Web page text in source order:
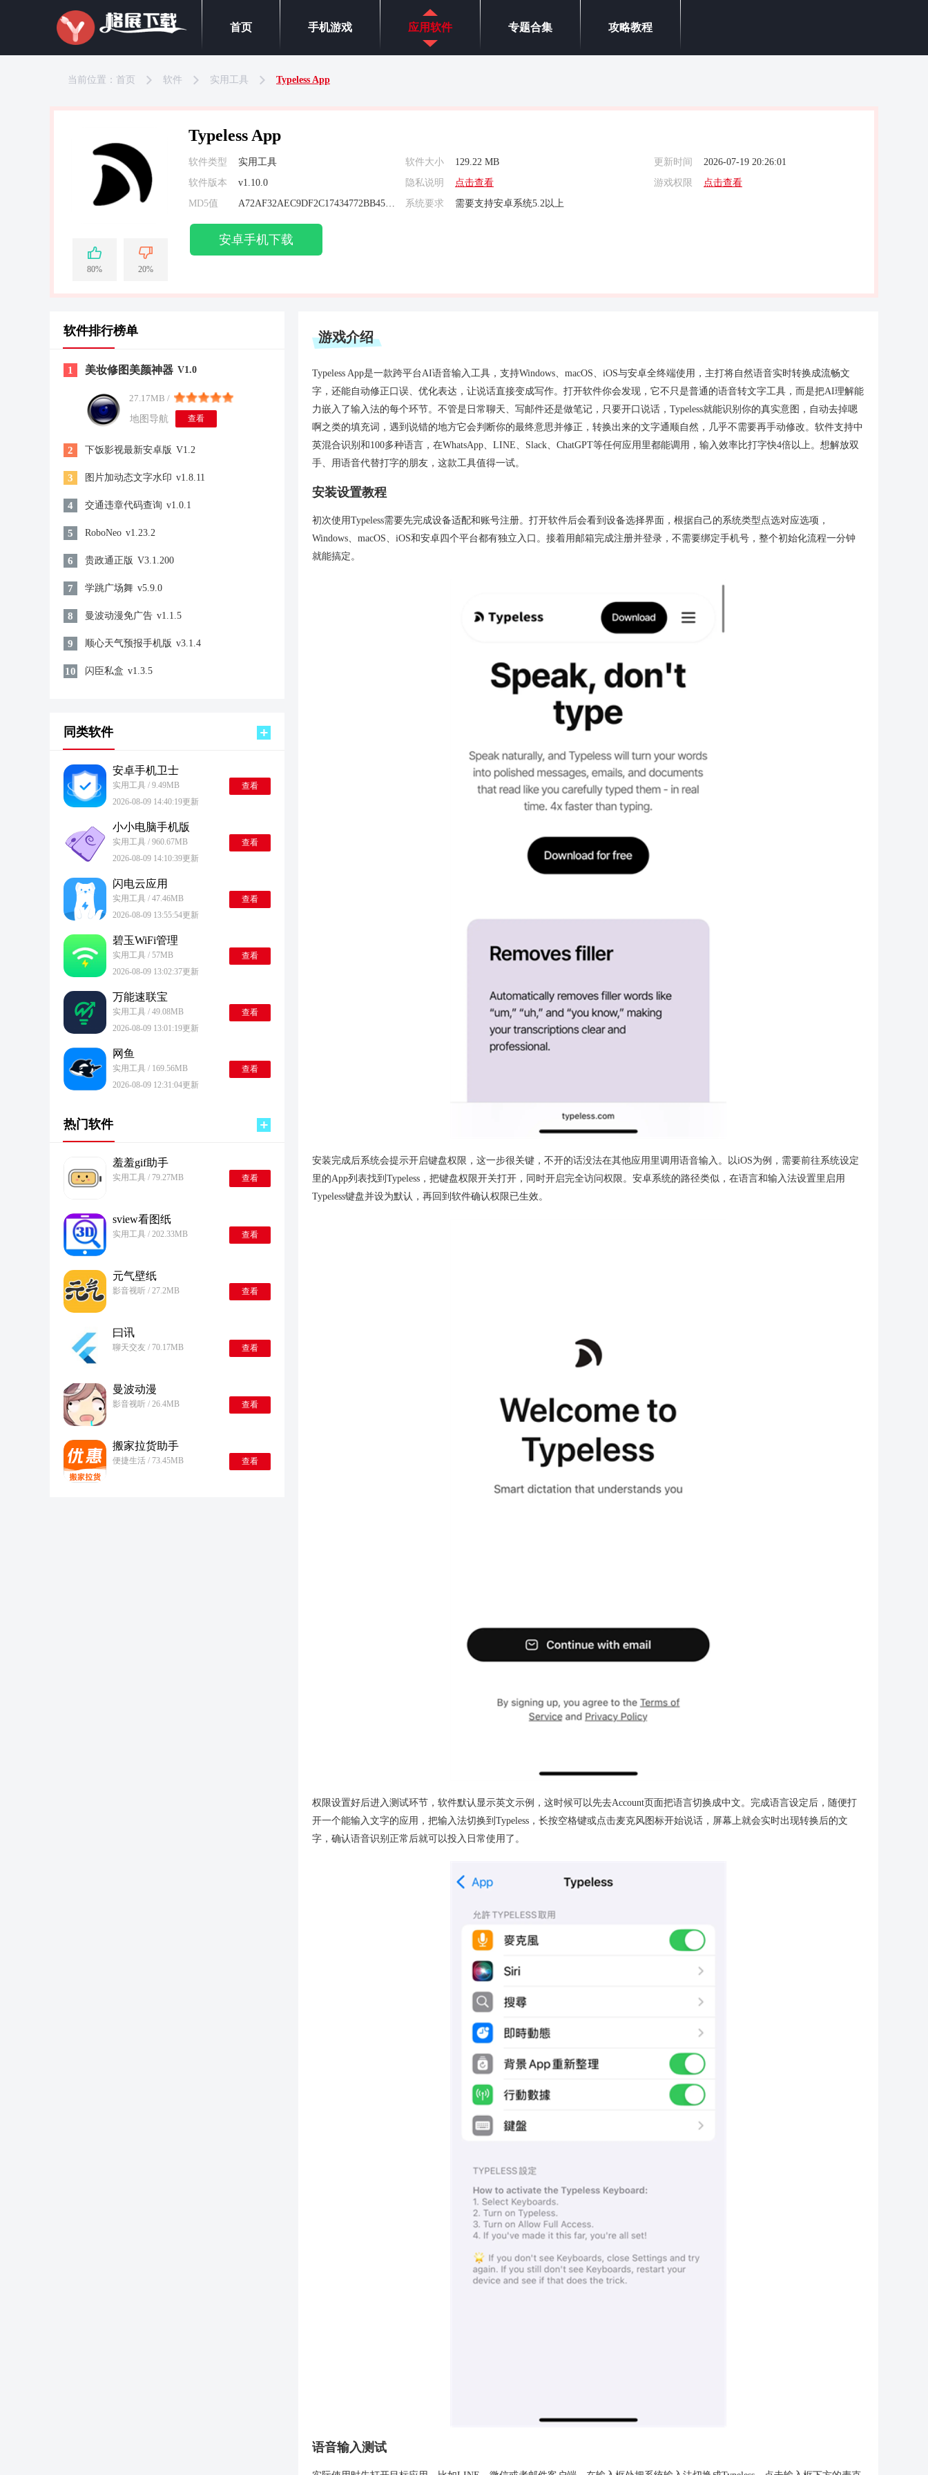
首页 手机游戏 应用软件 专题合集 攻略教程
当前位置： 首页 软件 实用工具 Typeless App
80% 20%
Typeless App
软件类型 实用工具 软件大小 129.22 MB 更新时间
2026-07-19 20:26:01
软件版本
v1.10.0 隐私说明 点击查看 游戏权限
点击查看
MD5值
A72AF32AEC9DF2C17434772BB455B70D 系统要求 需要支持安卓系统5.2以上
安卓手机下载
软件排行榜单
1 美妆修图美颜神器 V1.0
27.17MB /
地图导航
查看
2 下饭影视最新安卓版 V1.2
3 图片加动态文字水印 v1.8.11
4 交通违章代码查询 v1.0.1
5 RoboNeo v1.23.2
6 贵政通正版 V3.1.200
7 学跳广场舞 v5.9.0
8 曼波动漫免广告 v1.1.5
9 顺心天气预报手机版 v3.1.4
10 闪臣私盒 v1.3.5
同类软件
安卓手机卫士
实用工具 / 9.49MB
2026-08-09 14:40:19更新
查看
小小电脑手机版
实用工具 / 960.67MB
2026-08-09 14:10:39更新
查看
闪电云应用
实用工具 / 47.46MB
2026-08-09 13:55:54更新
查看
碧玉WiFi管理
实用工具 / 57MB
2026-08-09 13:02:37更新
查看
万能速联宝
实用工具 / 49.08MB
2026-08-09 13:01:19更新
查看
网鱼
实用工具 / 169.56MB
2026-08-09 12:31:04更新
查看
热门软件
羞羞gif助手
实用工具 / 79.27MB 查看
sview看图纸
实用工具 / 202.33MB 查看
元气壁纸
影音视听 / 27.2MB 查看
曰讯
聊天交友 / 70.17MB 查看
曼波动漫
影音视听 / 26.4MB 查看
搬家拉货助手
便捷生活 / 73.45MB 查看
游戏介绍
Typeless App是一款跨平台AI语音输入工具，支持Windows、macOS、iOS与安卓全终端使用，主打将自然语音实时转换成流畅文
字，还能自动修正口误、优化表达，让说话直接变成写作。打开软件你会发现，它不只是普通的语音转文字工具，而是把AI理解能
力嵌入了输入法的每个环节。不管是日常聊天、写邮件还是做笔记，只要开口说话，Typeless就能识别你的真实意图，自动去掉嗯
啊之类的填充词，遇到说错的地方它会判断你的最终意思并修正，转换出来的文字通顺自然，几乎不需要再手动修改。软件支持中
英混合识别和100多种语言，在WhatsApp、LINE、Slack、ChatGPT等任何应用里都能调用，输入效率比打字快4倍以上。想解放双
手、用语音代替打字的朋友，这款工具值得一试。
安装设置教程
初次使用Typeless需要先完成设备适配和账号注册。打开软件后会看到设备选择界面，根据自己的系统类型点选对应选项，
Windows、macOS、iOS和安卓四个平台都有独立入口。接着用邮箱完成注册并登录，不需要绑定手机号，整个初始化流程一分钟
就能搞定。
安装完成后系统会提示开启键盘权限，这一步很关键，不开的话没法在其他应用里调用语音输入。以iOS为例，需要前往系统设定
里的App列表找到Typeless，把键盘权限开关打开，同时开启完全访问权限。安卓系统的路径类似，在语言和输入法设置里启用
Typeless键盘并设为默认，再回到软件确认权限已生效。
权限设置好后进入测试环节，软件默认显示英文示例，这时候可以先去Account页面把语言切换成中文。完成语言设定后，随便打
开一个能输入文字的应用，把输入法切换到Typeless，长按空格键或点击麦克风图标开始说话，屏幕上就会实时出现转换后的文
字，确认语音识别正常后就可以投入日常使用了。
语音输入测试